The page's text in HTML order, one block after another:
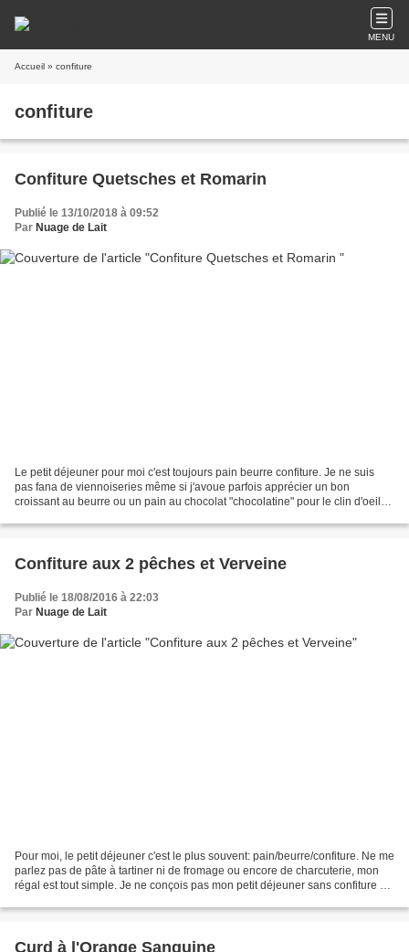
MENU
Accueil » confiture
confiture
Confiture Quetsches et Romarin
Publié le 13/10/2018 à 09:52
Par Nuage de Lait
Le petit déjeuner pour moi c'est toujours pain beurre confiture. Je ne suis
pas fana de viennoiseries même si j'avoue parfois apprécier un bon
croissant au beurre ou un pain au chocolat "chocolatine" pour le clin d'oeil
Confiture aux 2 pêches et Verveine
Publié le 18/08/2016 à 22:03
Par Nuage de Lait
Pour moi, le petit déjeuner c'est le plus souvent: pain/beurre/confiture. Ne me
parlez pas de pâte à tartiner ni de fromage ou encore de charcuterie, mon
régal est tout simple. Je ne conçois pas mon petit déjeuner sans confiture et
Curd à l'Orange Sanguine